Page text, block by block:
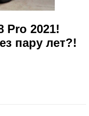
Pro 2021!
пару лет?!